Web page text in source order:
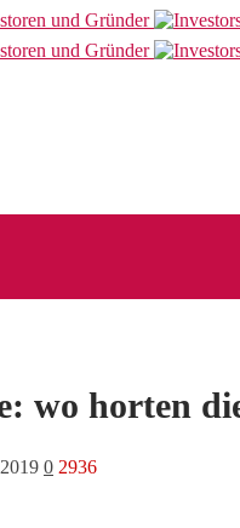
wo horten
0 2936